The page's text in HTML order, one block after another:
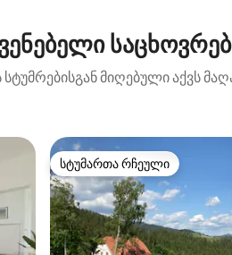
მიღებული აქვს
სტუმართა რჩეული
სტუმართა რჩეული